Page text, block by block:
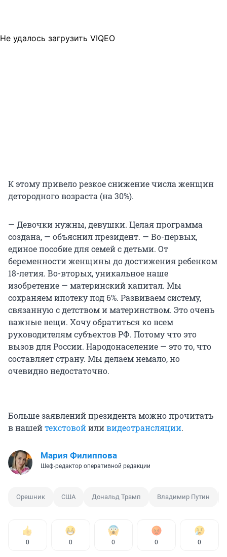
Не удалось загрузить VIQEO
К этому привело резкое снижение числа женщин
детородного возраста (на 30%).
— Девочки нужны, девушки. Целая программа
создана, — объяснил президент. — Во-первых,
единое пособие для семей с детьми. От
беременности женщины до достижения ребенком
18-летия. Во-вторых, уникальное наше
изобретение — материнский капитал. Мы
сохраняем ипотеку под 6%. Развиваем систему,
связанную с детством и материнством. Это очень
важные вещи. Хочу обратиться ко всем
руководителям субъектов РФ. Потому что это
вызов для России. Народонаселение — это то, что
составляет страну. Мы делаем немало, но
очевидно недостаточно.
Больше заявлений президента можно прочитать
в нашейтекстовойиливидеотрансляции.
Мария Филиппова
Шеф-редактор оперативной редакции
Орешник США Дональд Трамп Владимир Путин
0 0 0 0 0